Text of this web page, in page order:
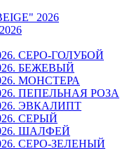
2026
СЕРО-ГОЛУБОЙ
БЕЖЕВЫЙ
МОНСТЕРА
ПЕПЕЛЬНАЯ РОЗА
ЭВКАЛИПТ
СЕРЫЙ
ШАЛФЕЙ
СЕРО-ЗЕЛЕНЫЙ